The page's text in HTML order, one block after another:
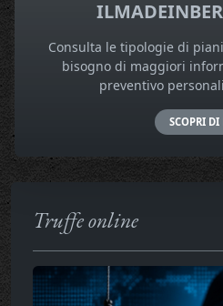
Consulta le tipologie di
bisogno di maggiori
preventivo
SCOPRI DI
Truffe online